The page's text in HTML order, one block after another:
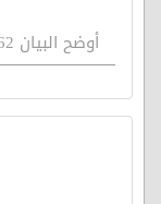
أوضح البيان 162